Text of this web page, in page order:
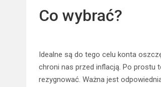
Co wybrać?
Idealne są do tego celu konta
chroni nas przed inflacją. Po prostu
rezygnować. Ważna jest